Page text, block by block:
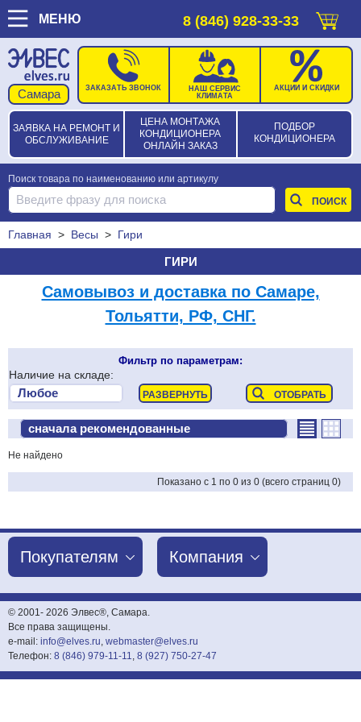
МЕНЮ 8 (846) 928-33-33
ЗАЯВКА НА РЕМОНТ И
ОБСЛУЖИВАНИЕ
ЦЕНА МОНТАЖА
КОНДИЦИОНЕРА
ОНЛАЙН ЗАКАЗ
ПОДБОР
КОНДИЦИОНЕРА
ЗАКАЗАТЬ ЗВОНОК
НАШ СЕРВИС
КЛИМАТА
АКЦИИ И СКИДКИ
Поиск товара по наименованию или артикулу
Главная > Весы > Гири
ГИРИ
Самовывоз и доставка по Самаре,
Тольятти, РФ, СНГ.
Фильтр по параметрам:
Наличие на складе:
Не найдено
Показано с 1 по 0 из 0 (всего страниц 0)
Покупателям Компания
© 2001- 2026 Элвес®, Самара.
Все права защищены.
e-mail: info@elves.ru, webmaster@elves.ru
Телефон: 8 (846) 979-11-11, 8 (927) 750-27-47